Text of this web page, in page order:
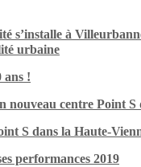
s’installe à
urbaine
ans !
nouveau centre Point S
S dans la Haute-
performances 2019